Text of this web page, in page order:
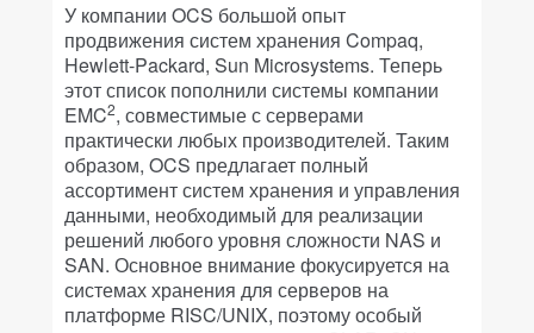
У компании OCS большой опыт
продвижения систем хранения Compaq,
Hewlett-Packard, Sun Microsystems. Теперь
этот список пополнили системы компании
EMC2, совместимые с серверами
практически любых производителей. Таким
образом, OCS предлагает полный
ассортимент систем хранения и управления
данными, необходимый для реализации
решений любого уровня сложности NAS и
SAN. Основное внимание фокусируется на
системах хранения для серверов на
платформе RISC/UNIX, поэтому особый